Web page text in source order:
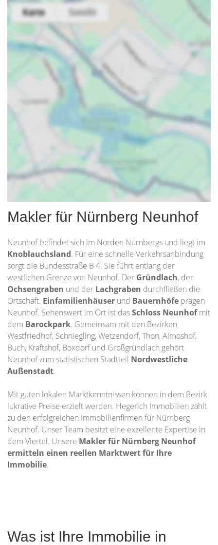
Makler für Nürnberg Neunhof
Neunhof befindet sich im Norden Nürnbergs und liegt im
Knoblauchsland. Für eine schnelle Verkehrsanbindung
sorgt die Bundesstraße B 4. Sie führt entlang der
westlichen Grenze von Neunhof. Der Gründlach, der
Ochsengraben und der Lachgraben durchfließen die
Ortschaft. Einfamilienhäuser und Bauernhöfe prägen
Neunhof. Sehenswert im Ort ist dasSchloss Neunhofmit
dem Barockpark. Gemeinsam mit den Bezirken
Westfriedhof, Schniegling, Wetzendorf, Thon, Almoshof,
Buch, Kraftshof, Boxdorf und Großgründlach gehört
Neunhof zum statistischen Stadtteil Nordwestliche
Außenstadt.
Mit guten lokalen Marktkenntnissen können in dem Bezirk
lukrative Preise erzielt werden. Hegerich Immobilien zählt
zu den erfolgreichen Immobilienfirmen für Nürnberg
Neunhof. Unser Team besitzt eine exzellente Expertise in
dem Viertel. Unsere Makler für Nürnberg Neunhof
ermitteln einen reellen Marktwert für Ihre
Immobilie.
Was ist Ihre Immobilie in